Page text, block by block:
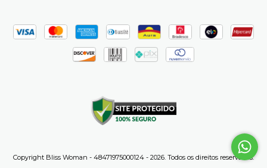
Copyright Bliss Woman - 48471975000124 - 2026. Todos os direitos reservados.